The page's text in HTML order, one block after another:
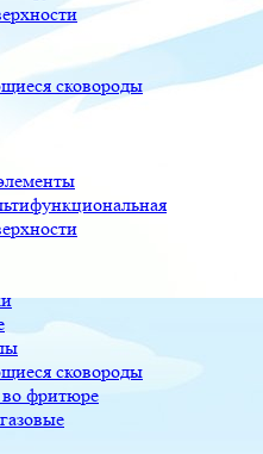
сковороды
сковороды
фритюре